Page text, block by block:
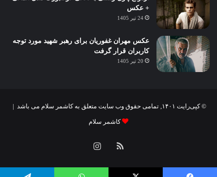
+ عکس
24 تیر 1405
عکس مهران غفوریان برای رهبر شهید مورد توجه
کاربران قرار گرفت
20 تیر 1405
© کپی‌رایت ۱۴۰۱, تمامی حقوق وب سایت متعلق به کاشمر سلام می باشد |
کاشمر سلام
خوراکاینستاگرام